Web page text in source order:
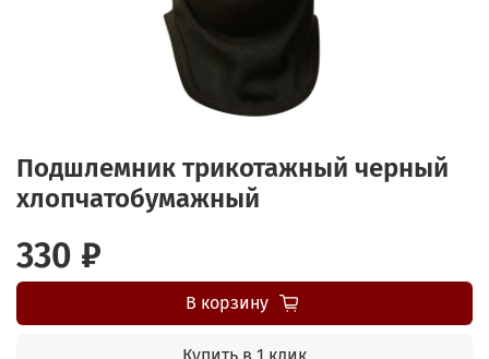
Подшлемник трикотажный черный
хлопчатобумажный
330 ₽
В корзину